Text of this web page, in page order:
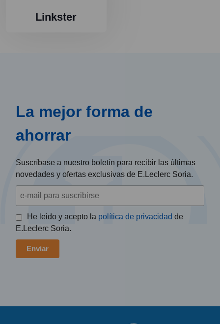
Linkster
La mejor forma de
ahorrar
Suscríbase a nuestro boletín para recibir las últimas
novedades y ofertas exclusivas de E.Leclerc Soria.
He leido y acepto la política de privacidad de
E.Leclerc Soria.